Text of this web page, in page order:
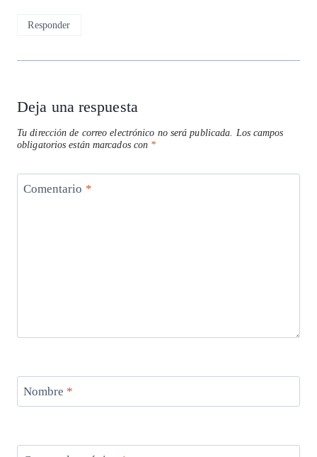
Responder
Deja una respuesta
Tu dirección de correo electrónico no será publicada.
Los campos
obligatorios están marcados con *
Comentario *
Nombre *